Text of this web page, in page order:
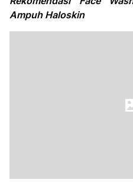
Ampuh Haloskin